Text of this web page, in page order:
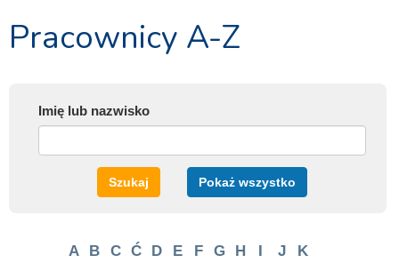
Pracownicy A-Z
Imię lub nazwisko
Szukaj Pokaż wszystko
A B C Ć D E F G H I J K